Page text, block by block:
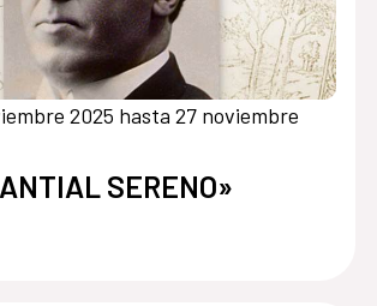
2025 hasta 27 noviembre
SERENO»